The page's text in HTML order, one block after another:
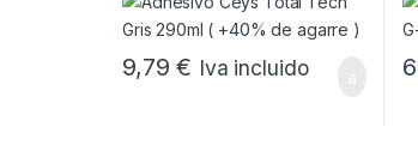
9,79€ Iva incluido